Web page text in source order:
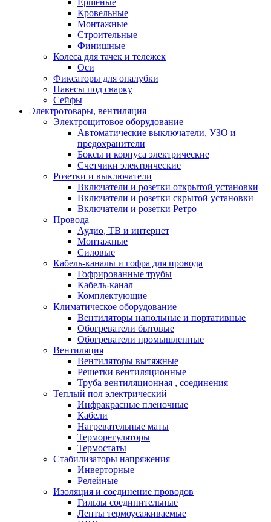
Ершеные
Кровельные
Монтажные
Строительные
Финишные
Колеса для тачек и тележек
Оси
Фиксаторы для опалубки
Навесы под сварку
Сейфы
Электротовары, вентиляция
Электрощитовое оборудование
Автоматические выключатели, УЗО и
предохранители
Боксы и корпуса электрические
Счетчики электрические
Розетки и выключатели
Включатели и розетки открытой установки
Включатели и розетки скрытой установки
Включатели и розетки Ретро
Провода
Аудио, ТВ и интернет
Монтажные
Силовые
Кабель-каналы и гофра для провода
Гофрированные трубы
Кабель-канал
Комплектующие
Климатическое оборудование
Вентиляторы напольные и портативные
Обогреватели бытовые
Обогреватели промышленные
Вентиляция
Вентиляторы вытяжные
Решетки вентиляционные
Труба вентиляционная , соединения
Теплый пол электрический
Инфракрасные пленочные
Кабели
Нагревательные маты
Терморегуляторы
Термостаты
Стабилизаторы напряжения
Инверторные
Релейные
Изоляция и соединение проводов
Гильзы соединительные
Ленты термоусаживаемые